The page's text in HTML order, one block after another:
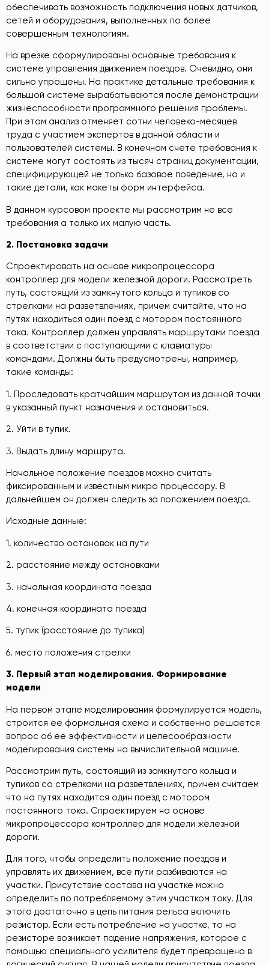
обеспечивать возможность подключения новых датчиков,
сетей и оборудования, выполненных по более
совершенным технологиям.
На врезке сформулированы основные требования к
системе управления движением поездов. Очевидно, они
сильно упрощены. На практике детальные требования к
большой системе вырабатываются после демонстрации
жизнеспособности программного решения проблемы.
При этом анализ отменяет сотни человеко-месяцев
труда с участием экспертов в данной области и
пользователей системы. В конечном счете требования к
системе могут состоять из тысяч страниц документации,
специфицирующей не только базовое поведение, но и
такие детали, как макеты форм интерфейса.
В данном курсовом проекте мы рассмотрим не все
требования а только их малую часть.
2. Постановка задачи
Спроектировать на основе микропроцессора
контроллер для модели железной дороги. Рассмотреть
путь, состоящий из замкнутого кольца и тупиков со
стрелками на разветвлениях, причем считайте, что на
путях находиться один поезд с мотором постоянного
тока. Контроллер должен управлять маршрутами поезда
в соответствии с поступающими с клавиатуры
командами. Должны быть предусмотрены, например,
такие команды:
1. Проследовать кратчайшим маршрутом из данной точки
в указанный пункт назначения и остановиться.
2. Уйти в тупик.
3. Выдать длину маршрута.
Начальное положение поездов можно считать
фиксированным и известным микро процессору. В
дальнейшем он должен следить за положением поезда.
Исходные данные:
1. количество остановок на пути
2. расстояние между остановками
3. начальная координата поезда
4. конечная координата поезда
5. тупик (расстояние до тупика)
6. место положения стрелки
3. Первый этап моделирования. Формирование
модели
На первом этапе моделирования формулируется модель,
строится ее формальная схема и собственно решается
вопрос об ее эффективности и целесообразности
моделирования системы на вычислительной машине.
Рассмотрим путь, состоящий из замкнутого кольца и
тупиков со стрелками на разветвлениях, причем считаем
что на путях находится один поезд с мотором
постоянного тока. Спроектируем на основе
микропроцессора контроллер для модели железной
дороги.
Для того, чтобы определить положение поездов и
управлять их движением, все пути разбиваются на
участки. Присутствие состава на участке можно
определить по потребляемому этим участком току. Для
этого достаточно в цепь питания рельса включить
резистор. Если есть потребление на участке, то на
резисторе возникает падение напряжения, которое с
помощью специального усилителя будет превращено в